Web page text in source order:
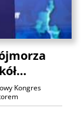
Kongres